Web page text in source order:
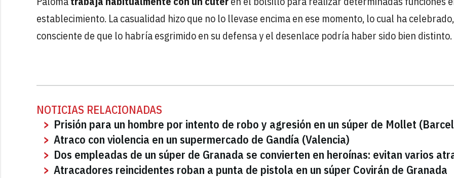
establecimiento. La casualidad hizo que no lo llevase encima en ese momento, lo cual ha celebrado,
consciente de que lo habría esgrimido en su defensa y el desenlace podría haber sido bien distinto.
NOTICIAS RELACIONADAS
Prisión para un hombre por intento de robo y agresión en un súper de Mollet
Atraco con violencia en un supermercado de Gandía (Valencia)
Dos empleadas de un súper de Granada se convierten en heroínas: evitan varios
Atracadores reincidentes roban a punta de pistola en un súper Covirán de Granada